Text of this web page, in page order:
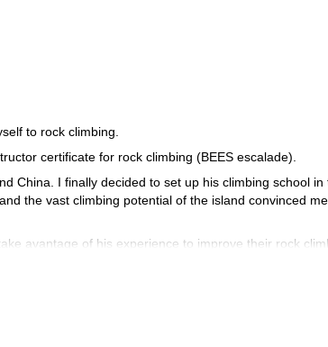
to rock climbing.
certificate for rock climbing (BEES escalade).
China. I finally decided to set up his climbing school in
the vast climbing potential of the island convinced
avantage of his experience to improve their rock
9a. I climb 8a on-sight and red-point up to 8c. I did most